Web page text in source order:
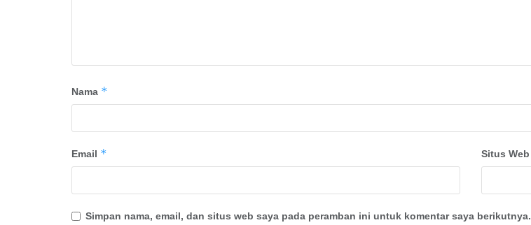
Nama *
Email * Situs Web
Simpan nama, email, dan situs web saya pada peramban ini untuk komentar saya berikutnya.